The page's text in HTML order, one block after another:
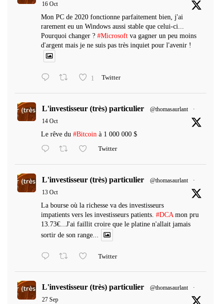
16 Oct
Mon PC de 2020 fonctionne parfaitement bien, j'ai
rarement eu un Windows aussi stable que celui-ci...
Pourquoi changer ? #Microsoft va gagner un peu moins
d'argent mais je ne suis pas très inquiet pour l'avenir !
1 Twitter
L'investisseur (très) particulier @thomasaurlant
·
14 Oct
Le rêve du #Bitcoin à 1 000 000 $
Twitter
L'investisseur (très) particulier @thomasaurlant
·
13 Oct
La bourse où la richesse va des investisseurs
impatients vers les investisseurs patients. #DCA mon pru
13.73€...J'ai faillit croire que le platine n'allait jamais
sortir de son range...
Twitter
L'investisseur (très) particulier @thomasaurlant
·
27 Sep